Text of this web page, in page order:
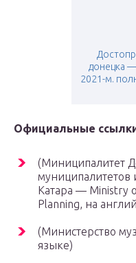
донецка
2021-м.
Официальные
(Миниципалитет
муниципалитетов
Катара — Ministry
Planning, на
(Министерство
языке)